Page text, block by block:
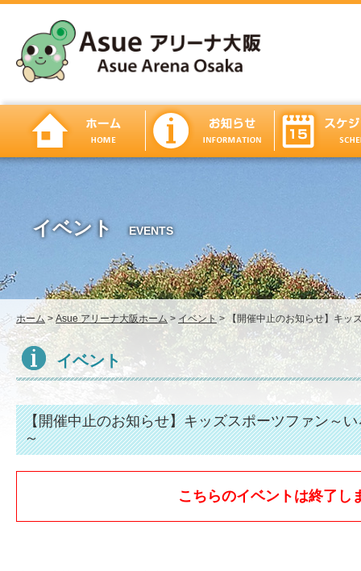
イベント EVENTS
ホーム> Asue アリーナ大阪ホーム > イベント >【開催中止のお知らせ】キッ
イベント
【開催中止のお知らせ】キッズスポーツファン～
～
こちらのイベントは終了し